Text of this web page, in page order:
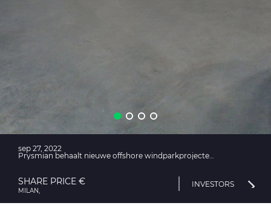
MEDIA
sep 27, 2022
SHARE PRICE €
MILAN,
INVESTORS